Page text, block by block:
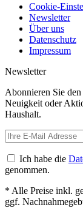
Cookie-
Newsletter
Über uns
Datenschutz
Impressum
Newsletter
Abonnieren Sie
Neuigkeit oder
Haushalt.
Ich habe die
genommen.
* Alle Preise inkl.
ggf.